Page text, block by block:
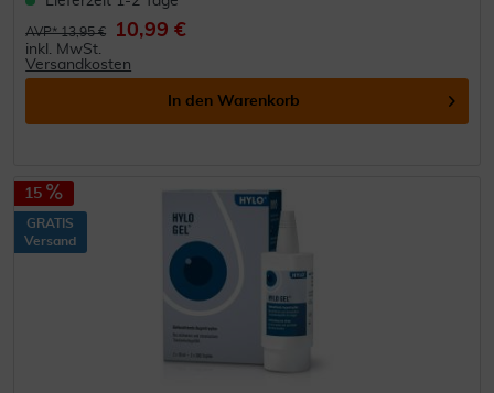
AVP* 13,95 € 10,99 €
inkl. MwSt.
Versandkosten
In den Warenkorb
15
GRATIS
Versand